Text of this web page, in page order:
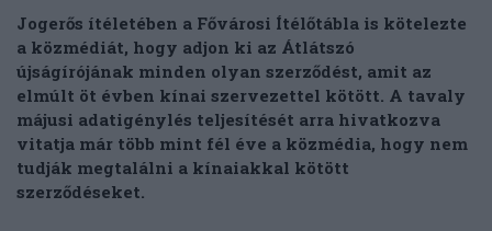
Jogerős ítéletében a Fővárosi Ítélőtábla is kötelezte
a közmédiát, hogy adjon ki az Átlátszó
újságírójának minden olyan szerződést, amit az
elmúlt öt évben kínai szervezettel kötött. A tavaly
májusi adatigénylés teljesítését arra hivatkozva
vitatja már több mint fél éve a közmédia, hogy nem
tudják megtalálni a kínaiakkal kötött
szerződéseket.